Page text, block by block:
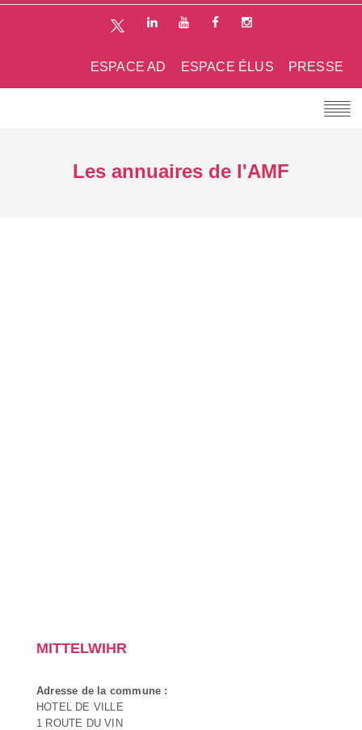
PRESSE
ESPACE ÉLUS
ESPACE AD
Les annuaires de l'AMF
MITTELWIHR
Adresse de la commune :
HOTEL DE VILLE
1 ROUTE DU VIN